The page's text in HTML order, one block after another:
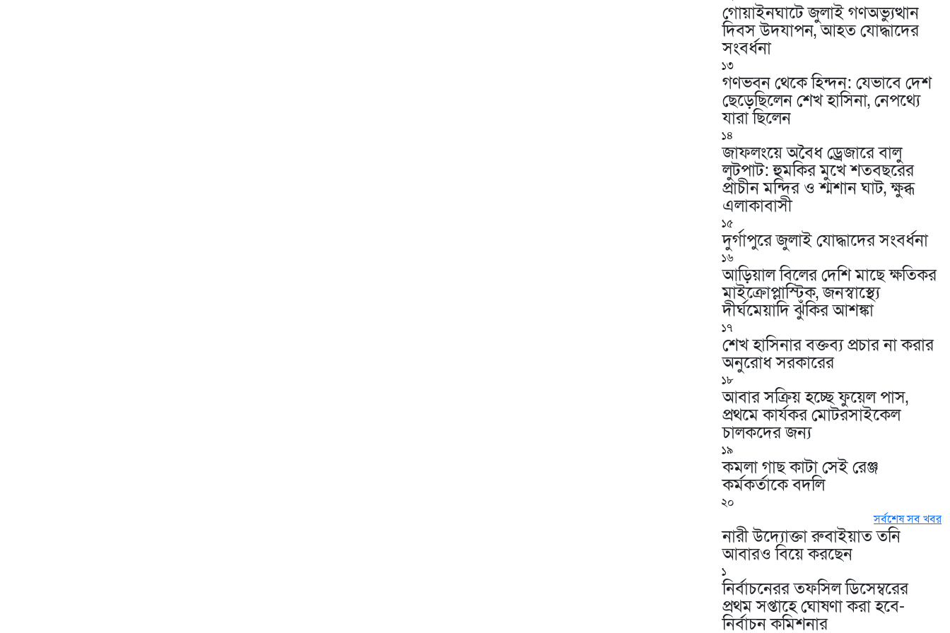
গোয়াইনঘাটে জুলাই গণঅভ্যুত্থান
দিবস উদযাপন, আহত যোদ্ধাদের
সংবর্ধনা
১৩
গণভবন থেকে হিন্দন: যেভাবে দেশ
ছেড়েছিলেন শেখ হাসিনা, নেপথ্যে
যারা ছিলেন
১৪
জাফলংয়ে অবৈধ ড্রেজারে বালু
লুটপাট: হুমকির মুখে শতবছরের
প্রাচীন মন্দির ও শ্মশান ঘাট, ক্ষুব্ধ
এলাকাবাসী
১৫
দুর্গাপুরে জুলাই যোদ্ধাদের সংবর্ধনা
১৬
আড়িয়াল বিলের দেশি মাছে ক্ষতিকর
মাইক্রোপ্লাস্টিক, জনস্বাস্থ্যে
দীর্ঘমেয়াদি ঝুঁকির আশঙ্কা
১৭
শেখ হাসিনার বক্তব্য প্রচার না করার
অনুরোধ সরকারের
১৮
আবার সক্রিয় হচ্ছে ফুয়েল পাস,
প্রথমে কার্যকর মোটরসাইকেল
চালকদের জন্য
১৯
কমলা গাছ কাটা সেই রেঞ্জ
কর্মকর্তাকে বদলি
২০
সর্বশেষ সব খবর
নারী উদ্যোক্তা রুবাইয়াত তনি
আবারও বিয়ে করছেন
১
নির্বাচনেরর তফসিল ডিসেম্বরের
প্রথম সপ্তাহে ঘোষণা করা হবে-
নির্বাচন কমিশনার